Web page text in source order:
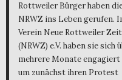
Rottweiler Bürger haben
NRWZ ins Leben gerufen.
Verein Neue Rottweiler
(NRWZ) e.V. haben sie sich
mehrere Monate engagiert
um zunächst ihren Protest